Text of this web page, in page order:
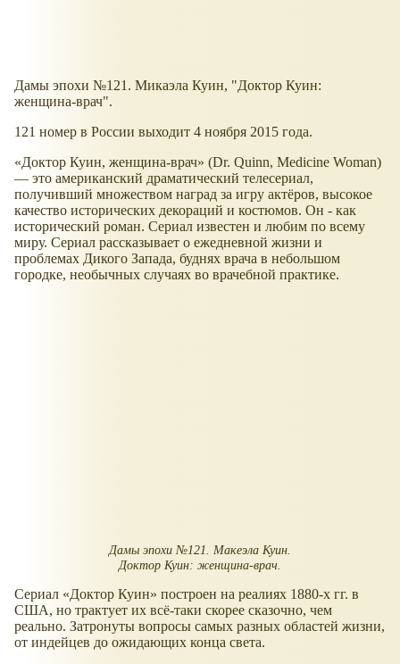
Дамы эпохи №121. Микаэла Куин, "Доктор Куин:
женщина-врач".
121 номер в России выходит 4 ноября 2015 года.
«Доктор Куин, женщина-врач» (Dr. Quinn, Medicine Woman)
— это американский драматический телесериал,
получивший множеством наград за игру актёров, высокое
качество исторических декораций и костюмов. Он - как
исторический роман. Сериал известен и любим по всему
миру. Сериал рассказывает о ежедневной жизни и
проблемах Дикого Запада, буднях врача в небольшом
городке, необычных случаях во врачебной практике.
Дамы эпохи №121. Макеэла Куин.
Доктор Куин: женщина-врач.
Сериал «Доктор Куин» построен на реалиях 1880-х гг. в
США, но трактует их всё-таки скорее сказочно, чем
реально. Затронуты вопросы самых разных областей жизни,
от индейцев до ожидающих конца света.